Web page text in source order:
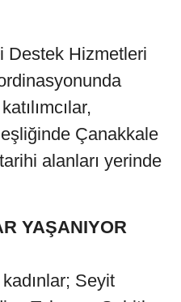
Destek Hizmetleri
Çanakkale
tarihi alanları yerinde
YAŞANIYOR
Seyit